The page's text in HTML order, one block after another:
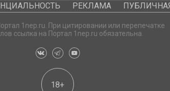
РЕКЛАМА
1nep.ru. При цитировании или перепечатке
ссылка на Портал 1nep.ru обязательна.
18+